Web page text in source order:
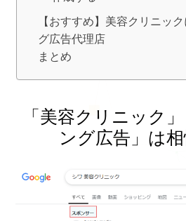
【おすすめ】美容クリニッ
グ広告代理店
まとめ
「美容クリニック
ング広告」は